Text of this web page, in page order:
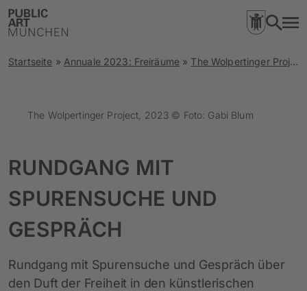
Startseite » Annuale 2023: Freiräume » The Wolpertinger Project
The Wolpertinger Project, 2023 © Foto: Gabi Blum
RUNDGANG MIT
SPURENSUCHE UND
GESPRÄCH
Rundgang mit Spurensuche und Gespräch über
den Duft der Freiheit in den künstlerischen